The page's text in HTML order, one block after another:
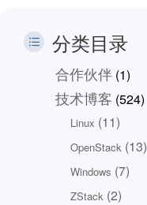
分类目录
合作伙伴 (1)
技术博客 (524)
Linux (11)
OpenStack (13)
Windows (7)
ZStack (2)